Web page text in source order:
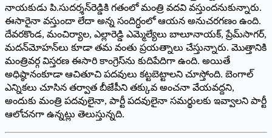
నాయకుడు పి.సుదర్శన్‌రెడ్డికి గతంలో మంత్రి వదవి వస్తుందనుకున్నారు.
ఈసారైనా వస్తుందా లేదా అన్న సందిగ్ధంలో ఆయన అనుచరగణం ఉంది.
దేవరకొండ, మంచిర్యాల, ఎల్లారెడ్డి ఎమ్మెల్యేలు బాలూనాయక్, ప్రేమ్‌సాగర్,
మదన్‌మోహన్‌లు కూడా తమ వంతు ప్రయత్నాలు చేస్తున్నారు. మొత్తానికి
మంత్రివర్గ విస్తరణ ఈసారి కాంగ్రెస్‌ను కుదిపేదిగా ఉంది. అయితే
అధిష్ఠానంకూడా ఆచితూచి పదవులు కట్టబెట్టాలని చూస్తోంది. బెంగాల్
ఎన్నికలు చూసిన తర్వాత బీజేపీని తక్కువ అంచనా వేయవద్దని,
అందుకు మంత్రి పదవులైనా, పార్టీ పదవులైనా సమర్థులకు ఇవ్వాలని పార్టీ
ఆలోచనగా ఉన్నట్లు తెలుస్తున్నది.